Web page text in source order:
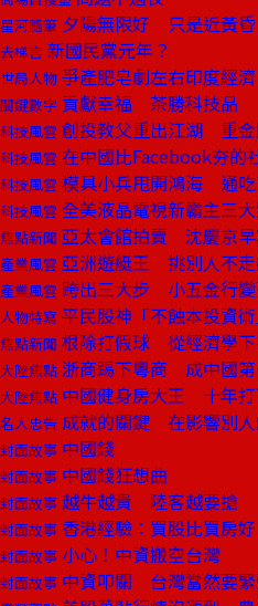
星河隨筆 夕陽無限好 只是近黃昏
去梯言 新國民黨元年？
世局人物 爭產肥皂劇左右印度經濟
關鍵數字 貢獻幸福 茶勝科技品
科技風雲 創投教父重出江湖 重金
科技風雲 在中國比Facebook夯的
科技風雲 模具小兵甩開鴻海 通吃
科技風雲 全美液晶電視新霸主三
焦點新聞 亞太會館拍賣 沈慶京早
產業風雲 亞洲遊艇王 挑別人不走
產業風雲 跨出三大步 小五金行
人物特寫 平民股神「不蝕本投資
焦點新聞 根除打假球 從經濟學
大陸焦點 浙商踢下粵商 成中國第
大陸焦點 中國健身房大王 十年打
名人忠告 成就的關鍵 在影響別人
封面故事 中國錢
封面故事 中國錢狂想曲
封面故事 越牛越貴 陸客越要搶
封面故事 香港經驗：買股比買房好
封面故事 小心！中資搬空台灣
封面故事 中資叩關 台灣當然要緊